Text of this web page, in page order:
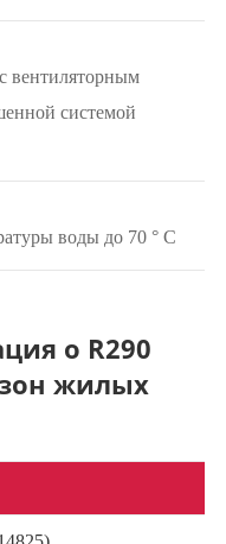
вентиляторным
системой
воды до 70 ° C
о R290
жилых